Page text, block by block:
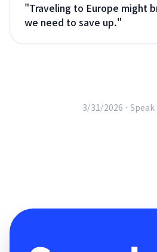
"Traveling to Europe might
we need to save up."
3/31/2026 ·